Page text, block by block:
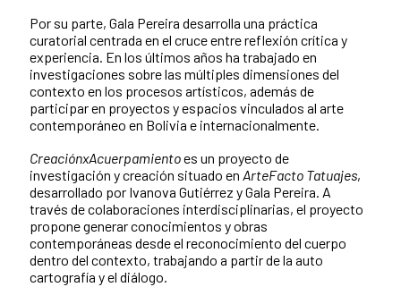
Por su parte, Gala Pereira desarrolla una práctica
curatorial centrada en el cruce entre reflexión crítica y
experiencia. En los últimos años ha trabajado en
investigaciones sobre las múltiples dimensiones del
contexto en los procesos artísticos, además de
participar en proyectos y espacios vinculados al arte
contemporáneo en Bolivia e internacionalmente.
CreaciónxAcuerpamientoes un proyecto de
investigación y creación situado en ArteFacto Tatuajes,
desarrollado por Ivanova Gutiérrez y Gala Pereira. A
través de colaboraciones interdisciplinarias, el proyecto
propone generar conocimientos y obras
contemporáneas desde el reconocimiento del cuerpo
dentro del contexto, trabajando a partir de la auto
cartografía y el diálogo.